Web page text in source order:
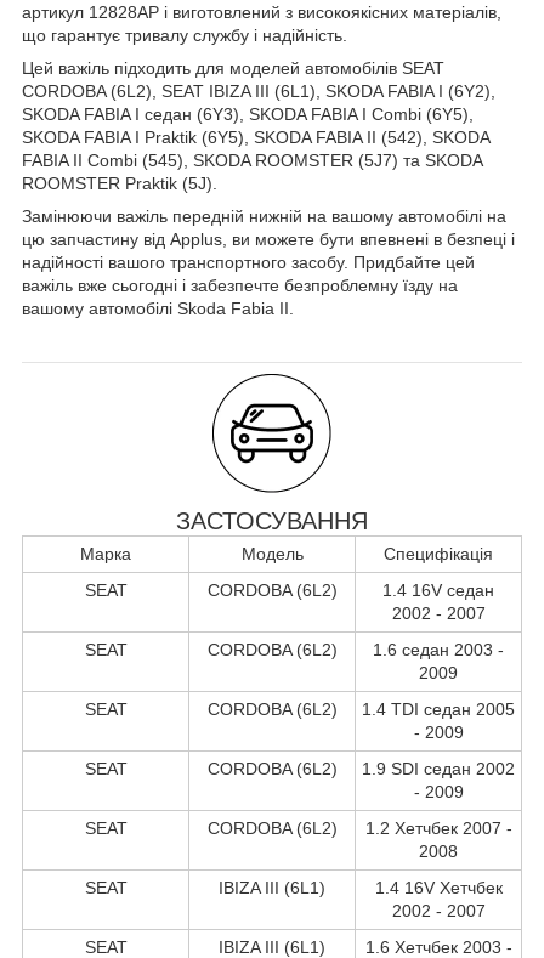
артикул 12828AP і виготовлений з високоякісних матеріалів,
що гарантує тривалу службу і надійність.
Цей важіль підходить для моделей автомобілів SEAT
CORDOBA (6L2), SEAT IBIZA III (6L1), SKODA FABIA I (6Y2),
SKODA FABIA I седан (6Y3), SKODA FABIA I Combi (6Y5),
SKODA FABIA I Praktik (6Y5), SKODA FABIA II (542), SKODA
FABIA II Combi (545), SKODA ROOMSTER (5J7) та SKODA
ROOMSTER Praktik (5J).
Замінюючи важіль передній нижній на вашому автомобілі на
цю запчастину від Applus, ви можете бути впевнені в безпеці і
надійності вашого транспортного засобу. Придбайте цей
важіль вже сьогодні і забезпечте безпроблемну їзду на
вашому автомобілі Skoda Fabia II.
ЗАСТОСУВАННЯ
Марка Модель
Специфікація
SEAT
CORDOBA (6L2)
1.4 16V седан
2002 - 2007
SEAT
CORDOBA (6L2)
1.6 седан 2003 -
2009
SEAT
CORDOBA (6L2)
1.4 TDI седан 2005
- 2009
SEAT
CORDOBA (6L2)
1.9 SDI седан 2002
- 2009
SEAT
CORDOBA (6L2)
1.2 Хетчбек 2007 -
2008
SEAT
IBIZA III (6L1)
1.4 16V Хетчбек
2002 - 2007
SEAT
IBIZA III (6L1)
1.6 Хетчбек 2003 -